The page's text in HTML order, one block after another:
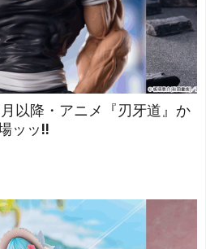
以降・アニメ『刃牙道』か
ッッ!!